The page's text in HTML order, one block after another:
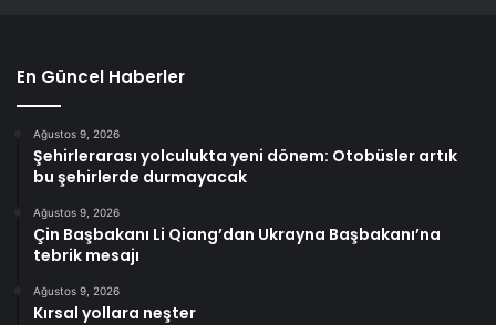
En Güncel Haberler
Ağustos 9, 2026
Şehirlerarası yolculukta yeni dönem: Otobüsler artık
bu şehirlerde durmayacak
Ağustos 9, 2026
Çin Başbakanı Li Qiang’dan Ukrayna Başbakanı’na
tebrik mesajı
Ağustos 9, 2026
Kırsal yollara neşter